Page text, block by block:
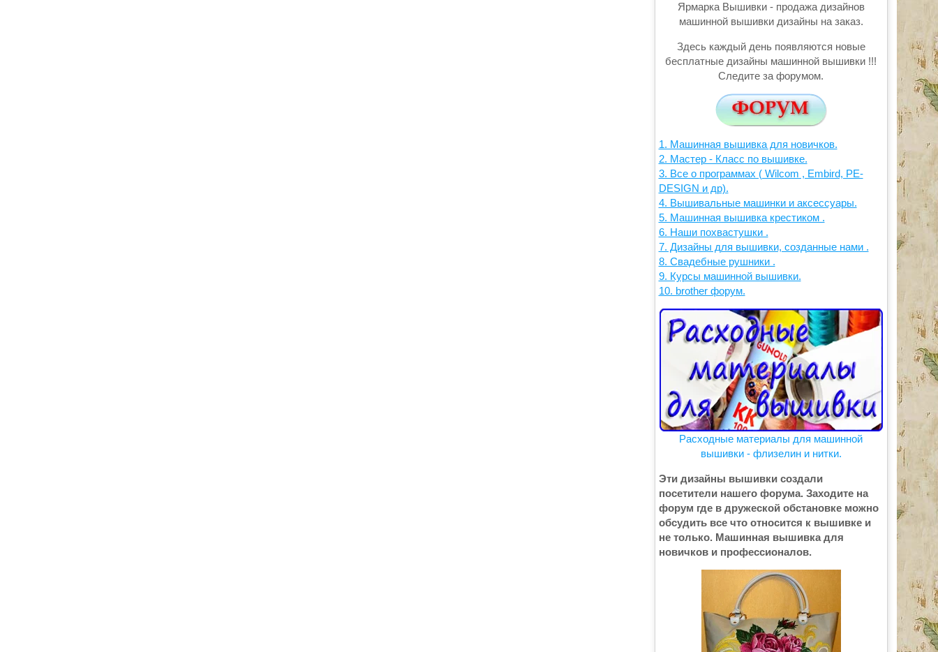
Ярмарка Вышивки - продажа дизайнов
машинной вышивки дизайны на заказ.
Здесь каждый день появляются новые
бесплатные дизайны машинной вышивки !!!
Следите за форумом.
1. Машинная вышивка для новичков.
2. Мастер - Класс по вышивке.
3. Все о программах ( Wilcom , Embird, PE-
DESIGN и др).
4. Вышивальные машинки и аксессуары.
5. Машинная вышивка крестиком .
6. Наши похвастушки .
7. Дизайны для вышивки, созданные нами .
8. Свадебные рушники .
9. Курсы машинной вышивки.
10. brother форум.
Расходные материалы для машинной
вышивки - флизелин и нитки.
Эти дизайны вышивки создали
посетители нашего форума. Заходите на
форум где в дружеской обстановке можно
обсудить все что относится к вышивке и
не только. Машинная вышивка для
новичков и профессионалов.